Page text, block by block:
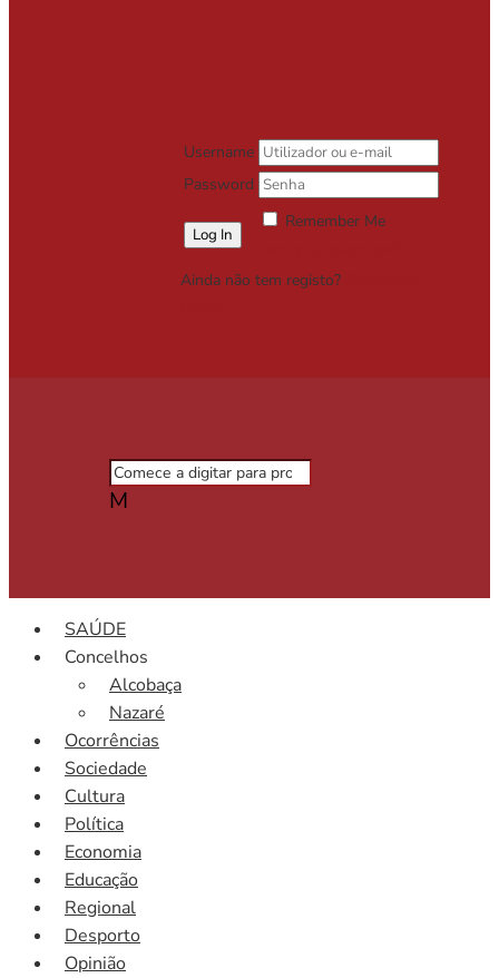
Username
Password
Remember Me
Ainda não tem registo?
M
SAÚDE
Concelhos
Alcobaça
Nazaré
Ocorrências
Sociedade
Cultura
Política
Economia
Educação
Regional
Desporto
Opinião